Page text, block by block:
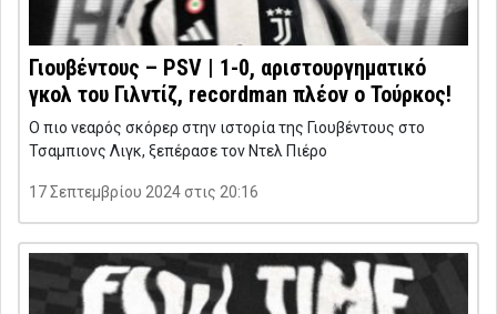
Γιουβέντους – PSV | 1-0, αριστουργηματικό
γκολ του Γιλντίζ, recordman πλέον ο Τούρκος!
Ο πιο νεαρός σκόρερ στην ιστορία της Γιουβέντους στο
Τσαμπιονς Λιγκ, ξεπέρασε τον Ντελ Πιέρο
17 Σεπτεμβρίου 2024 στις 20:16